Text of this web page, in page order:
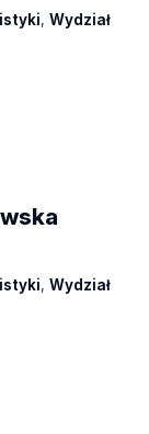
,Wydział
,Wydział